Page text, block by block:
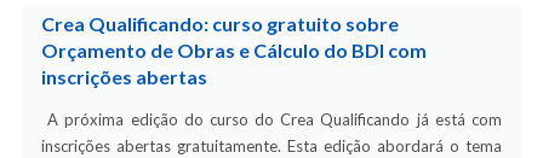
Crea Qualificando: curso gratuito sobre
Orçamento de Obras e Cálculo do BDI com
inscrições abertas
A próxima edição do curso do Crea Qualificando já está com
inscrições abertas gratuitamente. Esta edição abordará o tema